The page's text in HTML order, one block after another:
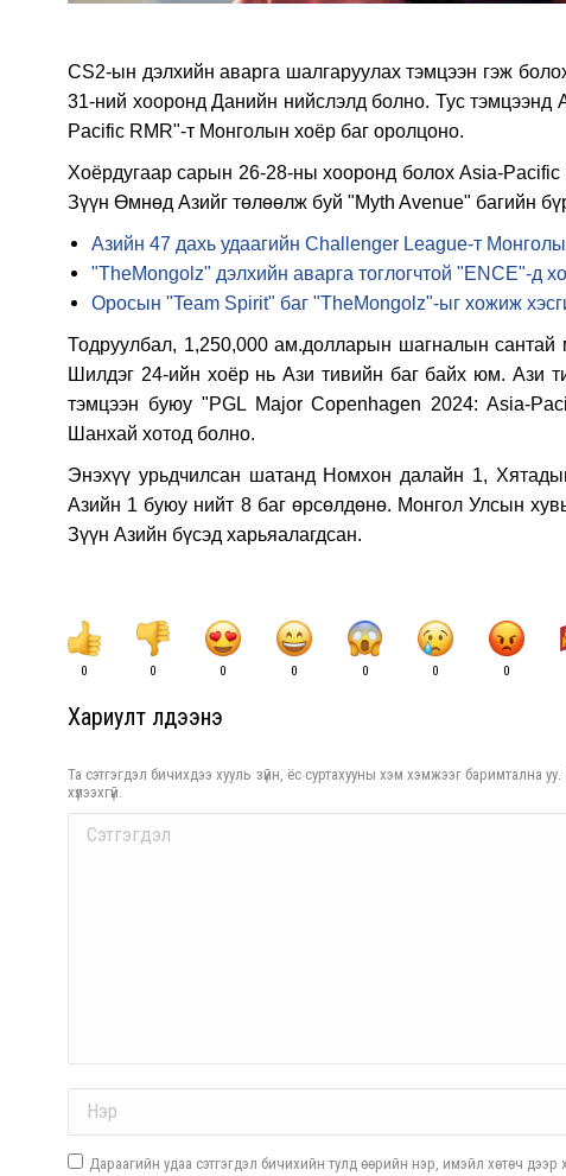
CS2-ын дэлхийн аварга шалгаруулах тэмцээн гэж
31-ний хооронд Данийн нийслэлд болно. Тус тэмцээнд
Pacific RMR"-т Монголын хоёр баг оролцоно.
Хоёрдугаар сарын 26-28-ны хооронд болох Asia-
Зүүн Өмнөд Азийг төлөөлж буй "Myth Avenue" багийн
Азийн 47 дахь удаагийн Challenger League-т
"TheMongolz" дэлхийн аварга тоглогчтой "ENCE"-д
Оросын "Team Spirit" баг "TheMongolz"-ыг хожиж
Тодруулбал, 1,250,000 ам.долларын шагналын сантай
Шилдэг 24-ийн хоёр нь Ази тивийн баг байх юм. Ази
тэмцээн буюу "PGL Major Copenhagen 2024: Asia-
Шанхай хотод болно.
Энэхүү урьдчилсан шатанд Номхон далайн 1,
Азийн 1 буюу нийт 8 баг өрсөлдөнө. Монгол Улсын
Зүүн Азийн бүсэд харьяалагдсан.
0 0 0 0 0 0 0
Хариулт үлдээнэ үү
Та сэтгэгдэл бичихдээ хууль зүйн, ёс суртахууны хэм хэмжээг баримтална
хүлээхгүй.
Comment
Дараагийн удаа сэтгэгдэл бичихийн тулд өөрийн нэр, имэйл хөтөч дээр